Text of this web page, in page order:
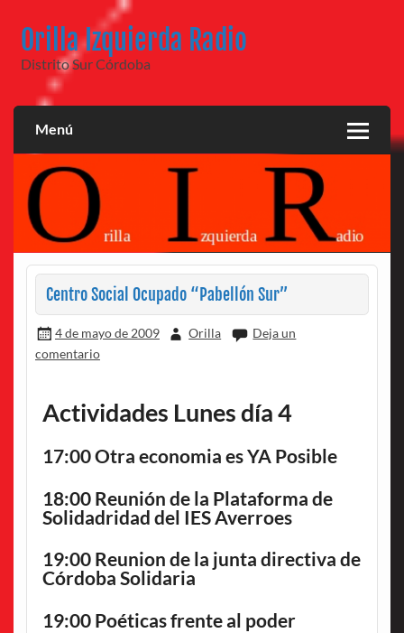
contenido
Orilla Izquierda Radio
Distrito Sur Córdoba
Menú
Centro Social Ocupado “Pabellón Sur”
4 de mayo de 2009 Orilla
Deja un
comentario
Actividades Lunes día 4
17:00 Otra economia es YA Posible
18:00 Reunión de la Plataforma de
Solidadridad del IES Averroes
19:00 Reunion de la junta directiva de
Córdoba Solidaria
19:00 Poéticas frente al poder